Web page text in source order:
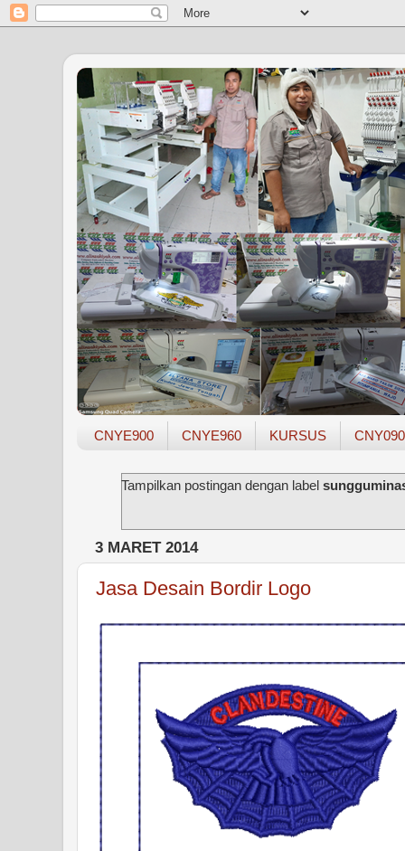
CNYE900 CNYE960 KURSUS
Tampilkan postingan dengan label
3 MARET 2014
Jasa Desain Bordir Logo